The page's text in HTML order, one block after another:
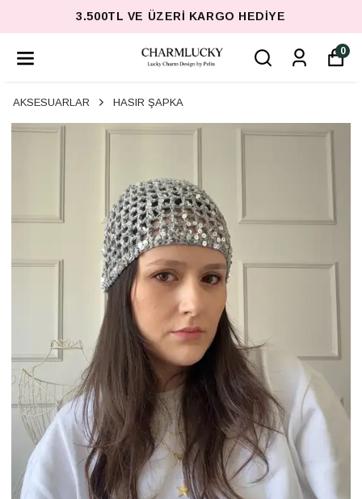
3.500TL VE ÜZERI KARGO HEDIYE
0
AKSESUARLAR HASIR ŞAPKA